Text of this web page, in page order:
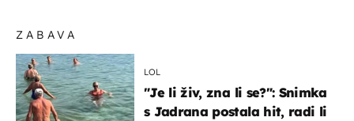
ZABAVA
LOL
"Je li živ, zna li se?": Snimka
s Jadrana postala hit, radi li